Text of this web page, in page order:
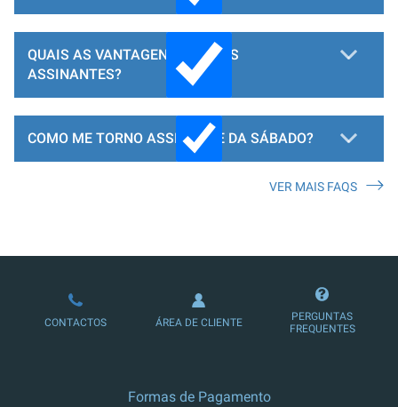
QUAIS AS VANTAGENS PARA OS
ASSINANTES?
COMO ME TORNO ASSINANTE DA SÁBADO?
LOJA DE ASSINATURAS
VER MAIS FAQS
CONTACTOS ÁREA DE CLIENTE
PERGUNTAS
FREQUENTES
Formas de Pagamento